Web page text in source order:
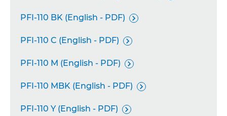
PFI-110 BK (English - PDF) 
PFI-110 C (English - PDF) 
PFI-110 M (English - PDF) 
PFI-110 MBK (English - PDF) 
PFI-110 Y (English - PDF) 